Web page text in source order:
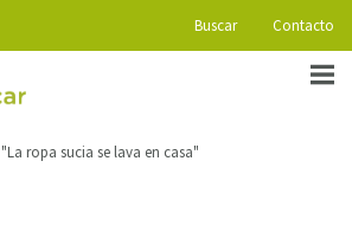
Buscar Contacto
"La ropa sucia se lava en casa"